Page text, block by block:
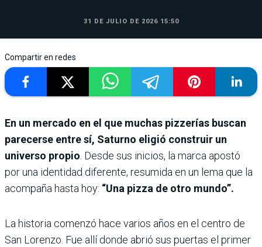
31 DE JULIO DE 2026 15:50
Compartir en redes
En un mercado en el que muchas pizzerías buscan
parecerse entre sí, Saturno eligió construir un
universo propio. Desde sus inicios, la marca apostó
por una identidad diferente, resumida en un lema que la
acompaña hasta hoy: “Una pizza de otro mundo”.
La historia comenzó hace varios años en el centro de
San Lorenzo. Fue allí donde abrió sus puertas el primer